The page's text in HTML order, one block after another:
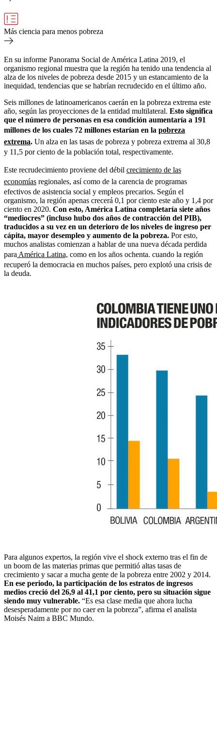
Más ciencia para menos pobreza
En su informe Panorama Social de América Latina 2019, el
organismo regional muestra que la región ha tenido una tendencia al
alza de los niveles de pobreza desde 2015 y un estancamiento de la
inequidad, tendencias que se habrían recrudecido en el último año.
Seis millones de latinoamericanos caerán en la pobreza extrema este
año, según las proyecciones de la entidad multilateral. Esto significa
que el número de personas en esa condición aumentaría a 191
millones de los cuales 72 millones estarían en la pobreza
extrema. Un alza en las tasas de pobreza y pobreza extrema al 30,8
y 11,5 por ciento de la población total, respectivamente.
Este recrudecimiento proviene del débil crecimiento de las
economías regionales, así como de la carencia de programas
efectivos de asistencia social y empleos precarios. Según el
organismo, la región apenas crecerá 0,1 por ciento este año y 1,4 por
ciento en 2020. Con esto, América Latina completaría siete años
“mediocres” (incluso hubo dos años de contracción del PIB),
traducidos a su vez en un deterioro de los niveles de ingreso per
cápita, mayor desempleo y aumento de la pobreza. Por esto,
muchos analistas comienzan a hablar de una nueva década perdida
para América Latina, como en los años ochenta. cuando la región
recuperó la democracia en muchos países, pero explotó una crisis de
la deuda.
Para algunos expertos, la región vive el shock externo tras el fin de
un boom de las materias primas que permitió altas tasas de
crecimiento y sacar a mucha gente de la pobreza entre 2002 y 2014.
En ese periodo, la participación de los estratos de ingresos
medios creció del 26,9 al 41,1 por ciento, pero su situación sigue
siendo muy vulnerable. “Es esa clase media que ahora lucha
desesperadamente por no caer en la pobreza”, afirma el analista
Moisés Naim a BBC Mundo.